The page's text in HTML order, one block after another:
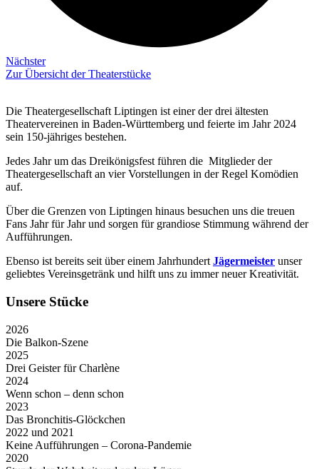
Nächster
Zur Übersicht der Theaterstücke
Die Theatergesellschaft Liptingen ist einer der drei ältesten
Theatervereinen in Baden-Württemberg und feierte im Jahr 2024
sein 150-jähriges bestehen.
Jedes Jahr um das Dreikönigsfest führen die Mitglieder der
Theatergesellschaft an vier Vorstellungen in der Regel Komödien
auf.
Über die Grenzen von Liptingen hinaus besuchen uns die treuen
Fans Jahr für Jahr und sorgen für grandiose Stimmung während der
Aufführungen.
Ebenso ist bereits seit über einem Jahrhundert Jägermeister unser
geliebtes Vereinsgetränk und hilft uns zu immer neuer Kreativität.
Unsere Stücke
2026
Die Balkon-Szene
2025
Drei Geister für Charlène
2024
Wenn schon – denn schon
2023
Das Bronchitis-Glöckchen
2022 und 2021
Keine Aufführungen – Corona-Pandemie
2020